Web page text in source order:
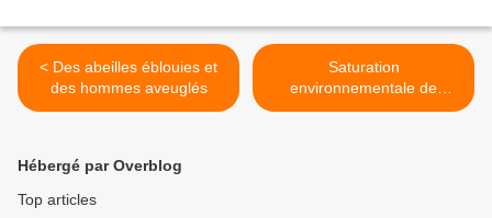
< Des abeilles éblouies et
des hommes aveuglés
Saturation
environnementale de
Nantes à NDDL et ailleurs
Hébergé par Overblog
Top articles